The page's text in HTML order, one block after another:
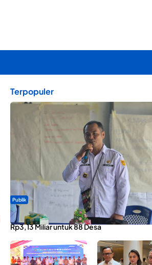
Terpopuler
Publik
ABDESI Morotai Apresiasi Penyaluran ADD
Rp3,13 Miliar untuk 88 Desa